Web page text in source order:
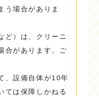
う場合がありま
ど）は、クリーニ
合があります。ご
、設備自体が10年
ては保障しかねる